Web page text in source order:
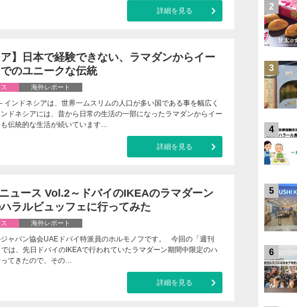
詳細を見る
ア】日本で経験できない、ラマダンからイー
のユニークな伝統
海外レポート
ンドネシアは、世界一ムスリムの人口が多い国である事を幅広く
ドネシアには、昔から日常の生活の一部になったラマダンからイー
伝統的な生活が続いています…
詳細を見る
ュース Vol.2～ドバイのIKEAのラマダーン
ラルビュッフェに行ってみた
海外レポート
ジャパン協会UAEドバイ特派員のホルモノフです。 今回の「週刊
は、先日ドバイのIKEAで行われていたラマダーン期間中限定のハ
てきたので、その…
詳細を見る
2
3
4
5
6